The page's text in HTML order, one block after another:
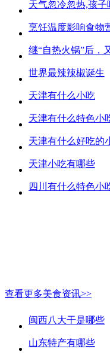
烹饪温度影响食物
世界最辣辣椒诞生
天津有什么小吃
天津有什么特色小
天津有什么好吃的
天津小吃有哪些
四川有什么特色小
查看更多美食资讯>>
闽西八大干是哪些
山东特产有哪些